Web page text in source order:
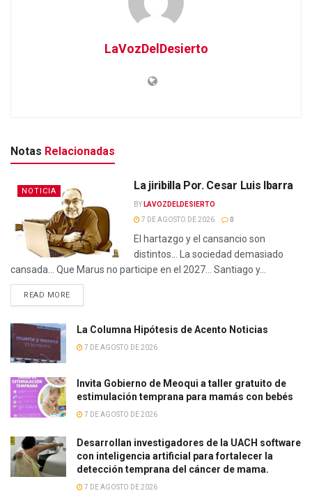
LaVozDelDesierto
Notas Relacionadas
NOTICIA La jiribilla Por. Cesar Luis Ibarra
BY LAVOZDELDESIERTO
7 DE AGOSTO DE 2026
0
El hartazgo y el cansancio son
distintos… La sociedad demasiado
cansada… Que Marus no participe en el 2027… Santiago y...
READ MORE
La Columna Hipótesis de Acento Noticias
7 DE AGOSTO DE 2026
Invita Gobierno de Meoqui a taller gratuito de
estimulación temprana para mamás con bebés
7 DE AGOSTO DE 2026
Desarrollan investigadores de la UACH software
con inteligencia artificial para fortalecer la
detección temprana del cáncer de mama.
7 DE AGOSTO DE 2026